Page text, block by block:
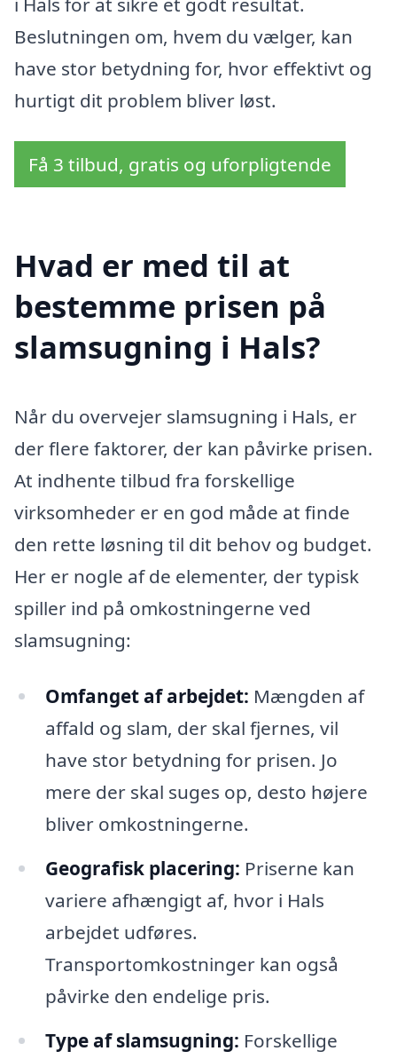
Beslutningen om, hvem du vælger, kan
have stor betydning for, hvor effektivt og
hurtigt dit problem bliver løst.
Få 3 tilbud, gratis og uforpligtende
Hvad er med til at
bestemme prisen på
slamsugning i Hals?
Når du overvejer slamsugning i Hals, er
der flere faktorer, der kan påvirke prisen.
At indhente tilbud fra forskellige
virksomheder er en god måde at finde
den rette løsning til dit behov og budget.
Her er nogle af de elementer, der typisk
spiller ind på omkostningerne ved
slamsugning:
Omfanget af arbejdet: Mængden af
affald og slam, der skal fjernes, vil
have stor betydning for prisen. Jo
mere der skal suges op, desto højere
bliver omkostningerne.
Geografisk placering: Priserne kan
variere afhængigt af, hvor i Hals
arbejdet udføres.
Transportomkostninger kan også
påvirke den endelige pris.
Type af slamsugning: Forskellige